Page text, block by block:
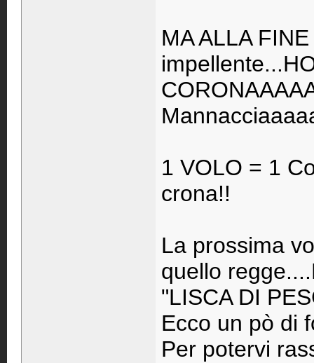
MA ALLA
1 VOLO = 1
crona!!
La prossima
quello
"LISCA DI
Ecco un pò di
Per potervi